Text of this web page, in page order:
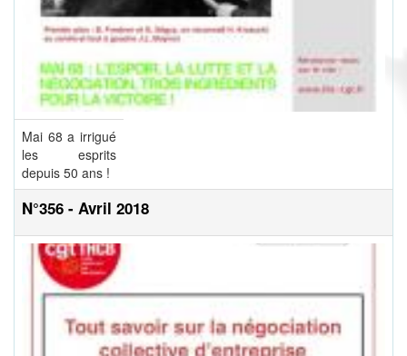
Mai 68 a irrigué
les esprits
depuis 50 ans !
N°356 - Avril 2018